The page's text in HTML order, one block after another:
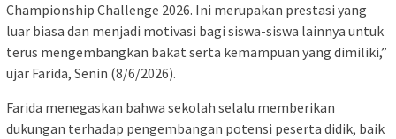
Championship Challenge 2026. Ini merupakan prestasi yang
luar biasa dan menjadi motivasi bagi siswa-siswa lainnya untuk
terus mengembangkan bakat serta kemampuan yang dimiliki,”
ujar Farida, Senin (8/6/2026).
Farida menegaskan bahwa sekolah selalu memberikan
dukungan terhadap pengembangan potensi peserta didik, baik